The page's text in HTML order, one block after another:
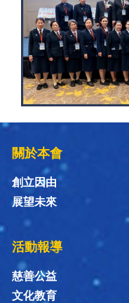
關於本會
創立因由
展望未來
活動報導
慈善公益
文化教育